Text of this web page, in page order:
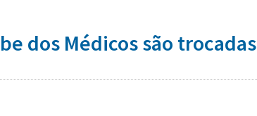
dos Médicos são trocadas